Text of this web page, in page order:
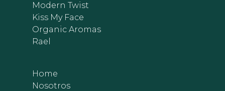
Modern Twist
Kiss My Face
Organic Aromas
Rael
Home
Nosotros